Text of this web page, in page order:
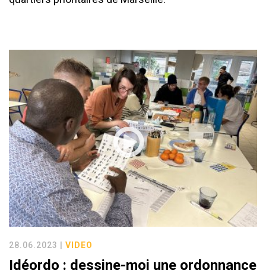
28.06.2023 | VIDEO
Idéordo : dessine-moi une ordonnance